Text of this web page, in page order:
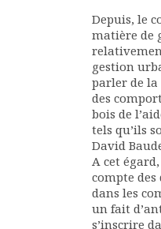
Depuis, le
matière de
gestion
parler de la
des
bois de
tels qu’ils
David
A cet
compte
dans les
un fait
s’inscrire